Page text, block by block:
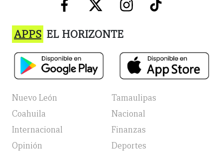
APPS EL HORIZONTE
Nuevo León
Tamaulipas
Coahuila
Nacional
Internacional
Finanzas
Opinión
Deportes